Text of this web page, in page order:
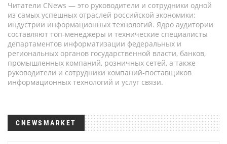
Читатели CNews — это руководители и сотрудники одной
из самых успешных отраслей российской экономики:
индустрии информационных технологий. Ядро аудитории
составляют топ-менеджеры и технические специалисты
департаментов информатизации федеральных и
региональных органов государственной власти, банков,
промышленных компаний, розничных сетей, а также
руководители и сотрудники компаний-поставщиков
информационных технологий и услуг связи.
CNEWSMARKET